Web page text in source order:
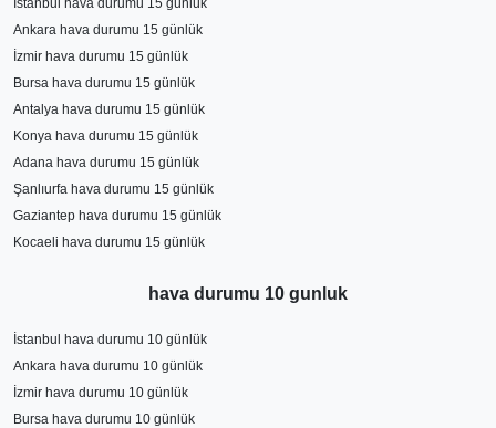
İstanbul hava durumu 15 günlük
Ankara hava durumu 15 günlük
İzmir hava durumu 15 günlük
Bursa hava durumu 15 günlük
Antalya hava durumu 15 günlük
Konya hava durumu 15 günlük
Adana hava durumu 15 günlük
Şanlıurfa hava durumu 15 günlük
Gaziantep hava durumu 15 günlük
Kocaeli hava durumu 15 günlük
hava durumu 10 gunluk
İstanbul hava durumu 10 günlük
Ankara hava durumu 10 günlük
İzmir hava durumu 10 günlük
Bursa hava durumu 10 günlük